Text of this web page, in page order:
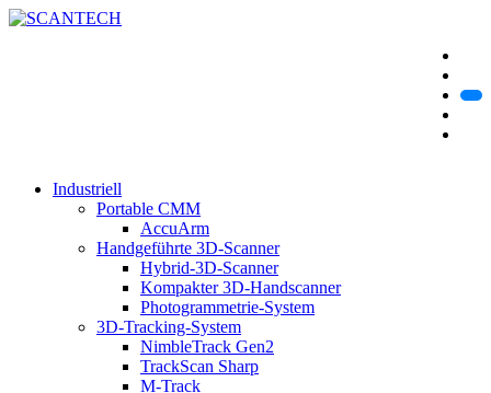
Industriell
Portable CMM
AccuArm
Handgeführte 3D-Scanner
Hybrid-3D-Scanner
Kompakter 3D-Handscanner
Photogrammetrie-System
3D-Tracking-System
NimbleTrack Gen2
TrackScan Sharp
M-Track